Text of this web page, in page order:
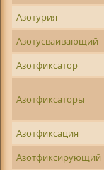
Азотурия
Азотусваивающий
Азотфиксатор
Азотфиксаторы
Азотфиксация
Азотфиксирующий